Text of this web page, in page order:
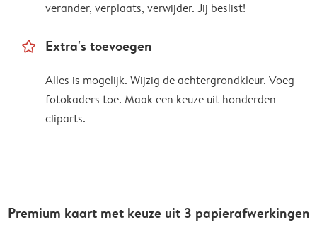
verander, verplaats, verwijder. Jij beslist!
star_outline Extra's toevoegen
Alles is mogelijk. Wijzig de achtergrondkleur. Voeg
fotokaders toe. Maak een keuze uit honderden
cliparts.
Premium kaart met keuze uit 3 papierafwerkingen